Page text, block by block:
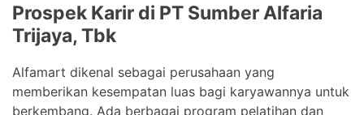
Prospek Karir di PT Sumber Alfaria
Trijaya, Tbk
Alfamart dikenal sebagai perusahaan yang
memberikan kesempatan luas bagi karyawannya untuk
berkembang. Ada berbagai program pelatihan dan